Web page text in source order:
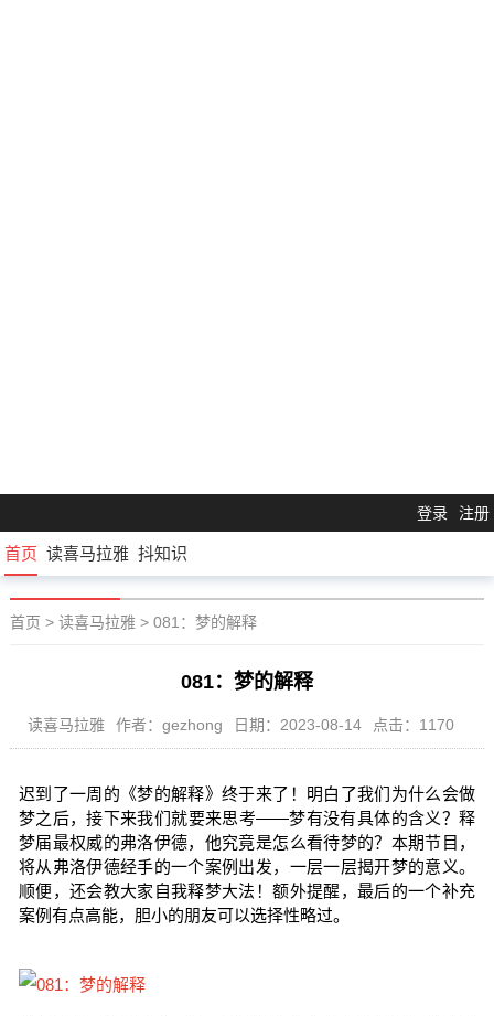
登录 注册
首页 读喜马拉雅 抖知识
首页 > 读喜马拉雅> 081：梦的解释
081：梦的解释
读喜马拉雅 作者：gezhong 日期：2023-08-14 点击：1170
迟到了一周的《梦的解释》终于来了！明白了我们为什么会做
梦之后，接下来我们就要来思考——梦有没有具体的含义？释
梦届最权威的弗洛伊德，他究竟是怎么看待梦的？本期节目，
将从弗洛伊德经手的一个案例出发，一层一层揭开梦的意义。
顺便，还会教大家自我释梦大法！额外提醒，最后的一个补充
案例有点高能，胆小的朋友可以选择性略过。